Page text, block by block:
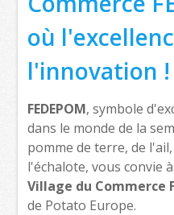
où
l'innovation !
FEDEPOM, symbole
dans le monde de la
pomme de terre, de
l'échalote, vous convie
Village du Commerce
de Potato Europe.